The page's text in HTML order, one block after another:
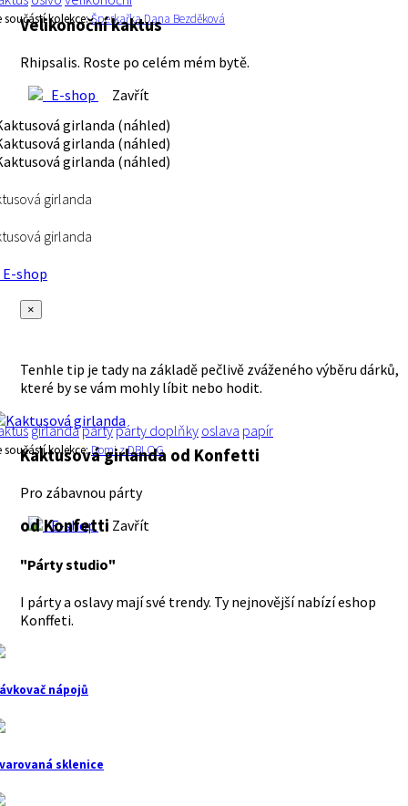
součástí kolekce:Šperkařka Dana Bezděková
Velikonoční kaktus
Rhipsalis. Roste po celém mém bytě.
E-shop
Zavřít
girlanda
girlanda
shop
×
Tenhle tip je tady na základě pečlivě zváženého výběru dárků,
které by se vám mohly líbit nebo hodit.
girlandapártypárty doplňky oslava papír
součástí kolekce:Domi z DBLOG
Kaktusová girlanda od Konfetti
Pro zábavnou párty
E-shop Zavřít
od Konfetti
"Párty studio"
I párty a oslavy mají své trendy. Ty nejnovější nabízí eshop
Konffeti.
nápojů
sklenice